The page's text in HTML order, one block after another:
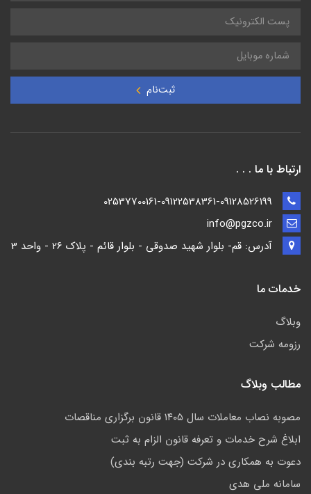
ثبت‌نام
ارتباط با ما . . .
آدرس: قم- بلوار شهید صدوقی - بلوار قائم - پلاک 26 - واحد 3
خدمات ما
وبلاگ
رزومه شرکت
مطالب وبلاگ
مصوبه نصاب معاملات سال ۱۴۰۵ قانون برگزاری مناقصات
ابلاغ شرح خدمات و تعرفه قانون الزام به ثبت
دعوت به همکاری در شرکت (جهت رتبه بندی)
سامانه ملی هدی